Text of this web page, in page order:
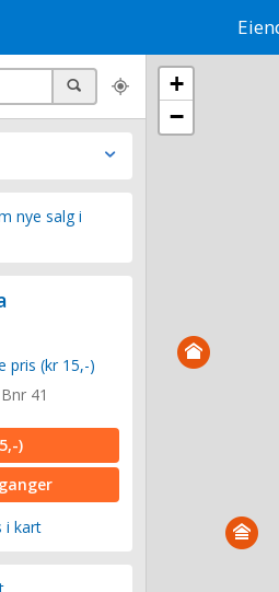
nye salg i
pris (kr 15,-)
41
)
i kart
+
−